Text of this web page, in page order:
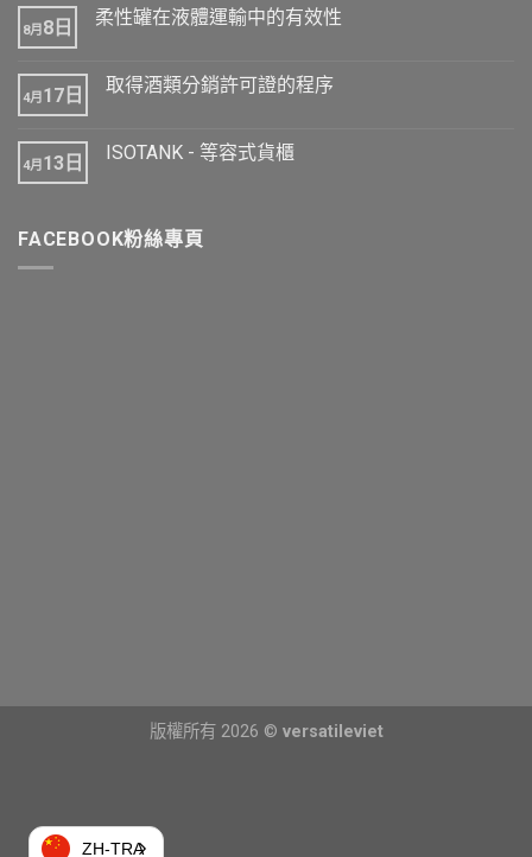
8月 8日 柔性罐在液體運輸中的有效性
4月 17日 取得酒類分銷許可證的程序
4月 13日 ISOTANK - 等容式貨櫃
FACEBOOK粉絲專頁
版權所有 2026 © versatileviet
ZH-TRA